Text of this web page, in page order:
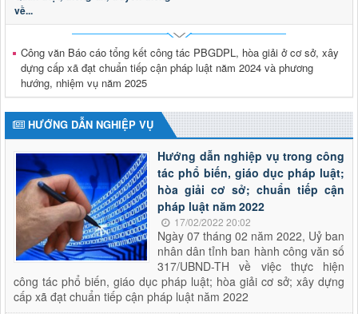
2624/QĐ-UBND
Quyết định thành lập Hội đồng phối hợp phổ biến, giáo dục
pháp luật tỉnh Lai Châu
Thời gian đăng: 15/10/2025
lượt xem: 503 | lượt tải:284
về...
Công văn Báo cáo tổng kết công tác PBGDPL, hòa giải ở cơ sở, xây
dựng cấp xã đạt chuẩn tiếp cận pháp luật năm 2024 và phương
hướng, nhiệm vụ năm 2025
HƯỚNG DẪN NGHIỆP VỤ
Hướng dẫn nghiệp vụ trong công
tác phổ biến, giáo dục pháp luật;
hòa giải cơ sở; chuẩn tiếp cận
pháp luật năm 2022
17/02/2022 20:02
Ngày 07 tháng 02 năm 2022, Uỷ ban
nhân dân tỉnh ban hành công văn số
317/UBND-TH về việc thực hiện
công tác phổ biến, giáo dục pháp luật; hòa giải cơ sở; xây dựng
cấp xã đạt chuẩn tiếp cận pháp luật năm 2022